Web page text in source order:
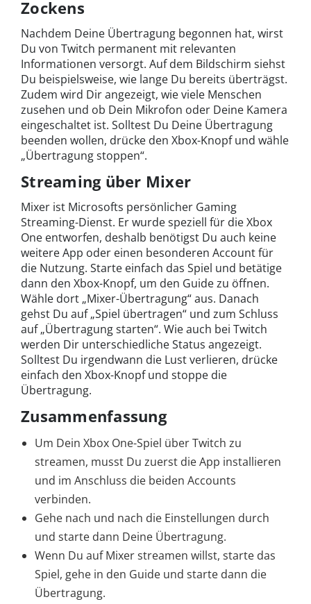
Zockens
Nachdem Deine Übertragung begonnen hat, wirst
Du von Twitch permanent mit relevanten
Informationen versorgt. Auf dem Bildschirm siehst
Du beispielsweise, wie lange Du bereits überträgst.
Zudem wird Dir angezeigt, wie viele Menschen
zusehen und ob Dein Mikrofon oder Deine Kamera
eingeschaltet ist. Solltest Du Deine Übertragung
beenden wollen, drücke den Xbox-Knopf und wähle
„Übertragung stoppen“.
Streaming über Mixer
Mixer ist Microsofts persönlicher Gaming
Streaming-Dienst. Er wurde speziell für die Xbox
One entworfen, deshalb benötigst Du auch keine
weitere App oder einen besonderen Account für
die Nutzung. Starte einfach das Spiel und betätige
dann den Xbox-Knopf, um den Guide zu öffnen.
Wähle dort „Mixer-Übertragung“ aus. Danach
gehst Du auf „Spiel übertragen“ und zum Schluss
auf „Übertragung starten“. Wie auch bei Twitch
werden Dir unterschiedliche Status angezeigt.
Solltest Du irgendwann die Lust verlieren, drücke
einfach den Xbox-Knopf und stoppe die
Übertragung.
Zusammenfassung
Um Dein Xbox One-Spiel über Twitch zu
streamen, musst Du zuerst die App installieren
und im Anschluss die beiden Accounts
verbinden.
Gehe nach und nach die Einstellungen durch
und starte dann Deine Übertragung.
Wenn Du auf Mixer streamen willst, starte das
Spiel, gehe in den Guide und starte dann die
Übertragung.